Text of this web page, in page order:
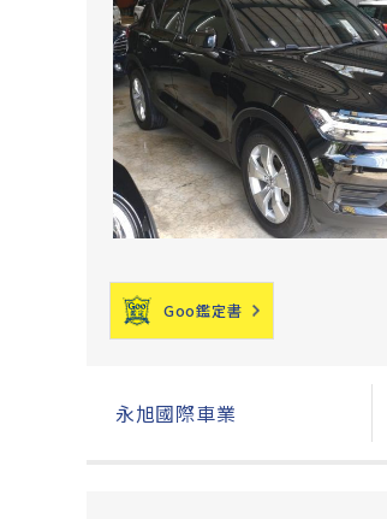
Goo鑑定書
永旭國際車業